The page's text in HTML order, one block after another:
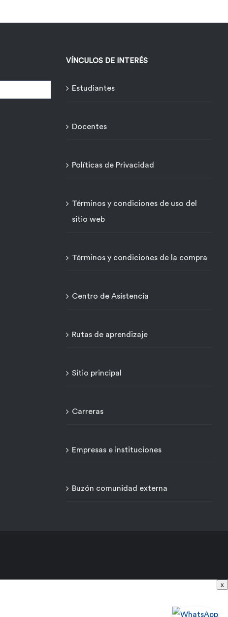
VÍNCULOS DE INTERÉS
Estudiantes
Docentes
Políticas de Privacidad
Términos y condiciones de uso del
sitio web
Términos y condiciones de la compra
Centro de Asistencia
Rutas de aprendizaje
Sitio principal
Carreras
Empresas e instituciones
Buzón comunidad externa
x